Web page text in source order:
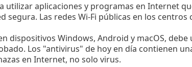
utilizar aplicaciones y programas en Internet
segura. Las redes Wi-Fi públicas en los
dispositivos Windows, Android y macOS,
Los "antivirus" de hoy en día contienen
en Internet, no solo virus.